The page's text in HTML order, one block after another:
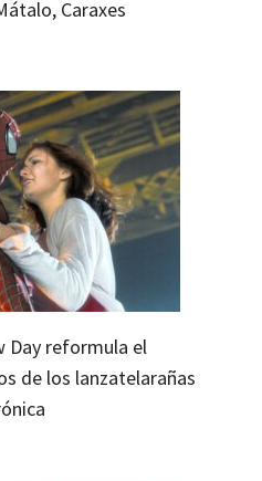
Caraxes
Day reformula el
de los lanzatelarañas